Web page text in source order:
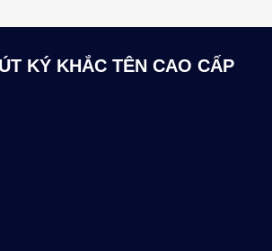
KÝ KHẮC TÊN CAO CẤP